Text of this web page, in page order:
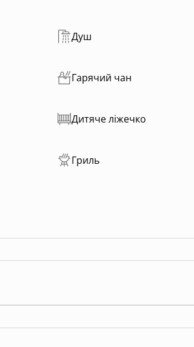
в колі близьких.
Душ
Гарячий чан
Дитяче ліжечко
Гриль